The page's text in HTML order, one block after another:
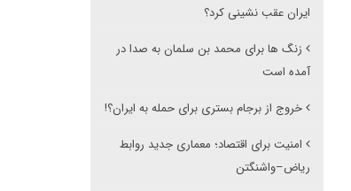
ایران عقب نشینی کرد؟
زنگ ها برای محمد بن سلمان به صدا در
آمده است
خروج از برجام بستری برای حمله به ایران؟‍!
امنیت برای اقتصاد؛ معماری جدید روابط
ریاض–واشنگتن